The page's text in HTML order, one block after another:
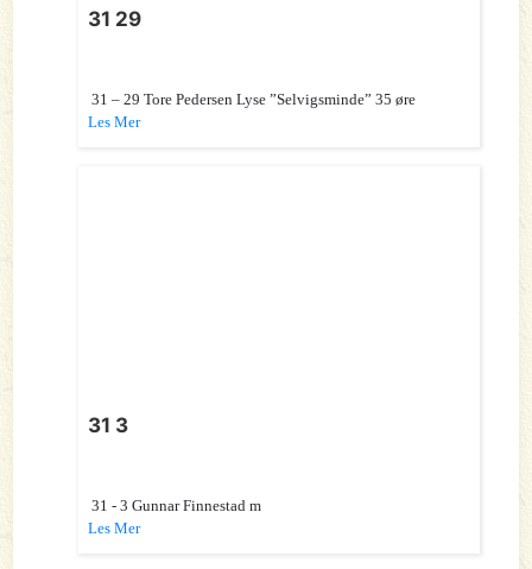
31 29
31 – 29 Tore Pedersen Lyse ”Selvigsminde” 35 øre
Les Mer
31 3
31 - 3 Gunnar Finnestad m
Les Mer